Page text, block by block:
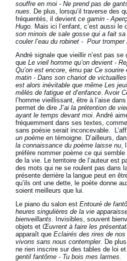
souffre en moi - Ne prend pas de
nues. De plus, lorsqu’il traverse des
fréquentés, il devientce gamin -
Hugo. Mais ici l’enfant, c’est aussi le
son minois de sale gosse qui a fait
couler l’eau du robinet - Pour tromper
André signale que vieillir n’est pas se
queLe vieil homme qu’on devient -
Qu’on est encore, ému parCe sourire
matin - Dans son chariot de
est alors inévitable que même Les
mêlés de fatigue et d’enfance. Avoir
l’homme vieillissant, être à l’aise
permet de direJ’ai la prétention de
ayant le temps devant moi. André
fréquemment dans ses textes,
sans poésie serait inconcevable.
un poème en témoigne. D’ailleurs,
la connaissance du poème laisse nu,
préfère nommer poème ce qui
de la vie. Le territoire de l’auteur est
des mots qui ne se roulent pas dans
présente derrière la langue peut en
qu’ils ont une dette, le poète donne
soient meilleurs que lui.
Le piano du salon estEntouré de
heures singulières de la vie
bienveillants. Invisibles, souvent
objets etŒuvrent à faire les
apparaît queEclairés des rires de
vivons sans nous contempler. De
ne rien inscrire sur des tables de loi
gentil fantôme - Tu bois mes larmes.